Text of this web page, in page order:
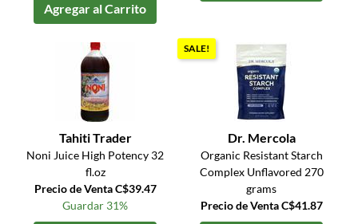
Agregar al Carrito
Tahiti Trader
Noni Juice High Potency 32
fl.oz
Precio de Venta C$39.47
Guardar 31%
SALE!
Dr. Mercola
Organic Resistant Starch
Complex Unflavored 270
grams
Precio de Venta C$41.87